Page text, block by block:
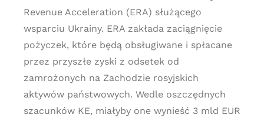
Revenue Acceleration (ERA) służącego
wsparciu Ukrainy. ERA zakłada zaciągnięcie
pożyczek, które będą obsługiwane i spłacane
przez przyszłe zyski z odsetek od
zamrożonych na Zachodzie rosyjskich
aktywów państwowych. Wedle oszczędnych
szacunków KE, miałyby one wynieść 3 mld EUR